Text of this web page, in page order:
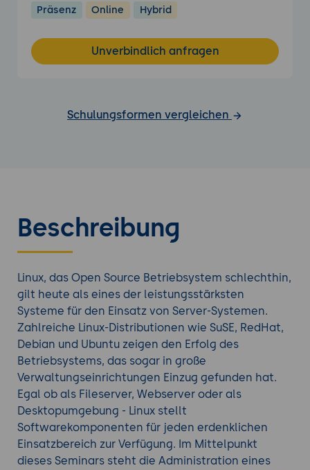
Präsenz Online Hybrid
Unverbindlich anfragen
Schulungsformen vergleichen
Beschreibung
Linux, das Open Source Betriebsystem schlechthin,
gilt heute als eines der leistungsstärksten
Systeme für den Einsatz von Server-Systemen.
Zahlreiche Linux-Distributionen wie SuSE, RedHat,
Debian und Ubuntu zeigen den Erfolg des
Betriebsystems, das sogar in große
Verwaltungseinrichtungen Einzug gefunden hat.
Egal ob als Fileserver, Webserver oder als
Desktopumgebung - Linux stellt
Softwarekomponenten für jeden erdenklichen
Einsatzbereich zur Verfügung. Im Mittelpunkt
dieses Seminars steht die Administration eines